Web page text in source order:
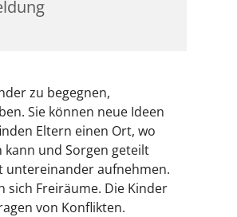
zu begegnen,
Sie können neue Ideen
Eltern einen Ort, wo
und Sorgen geteilt
untereinander aufnehmen.
sich Freiräume. Die Kinder
von Konflikten.